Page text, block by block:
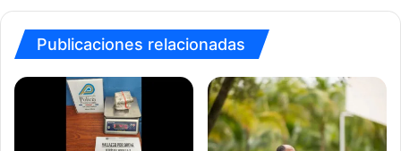
Publicaciones relacionadas